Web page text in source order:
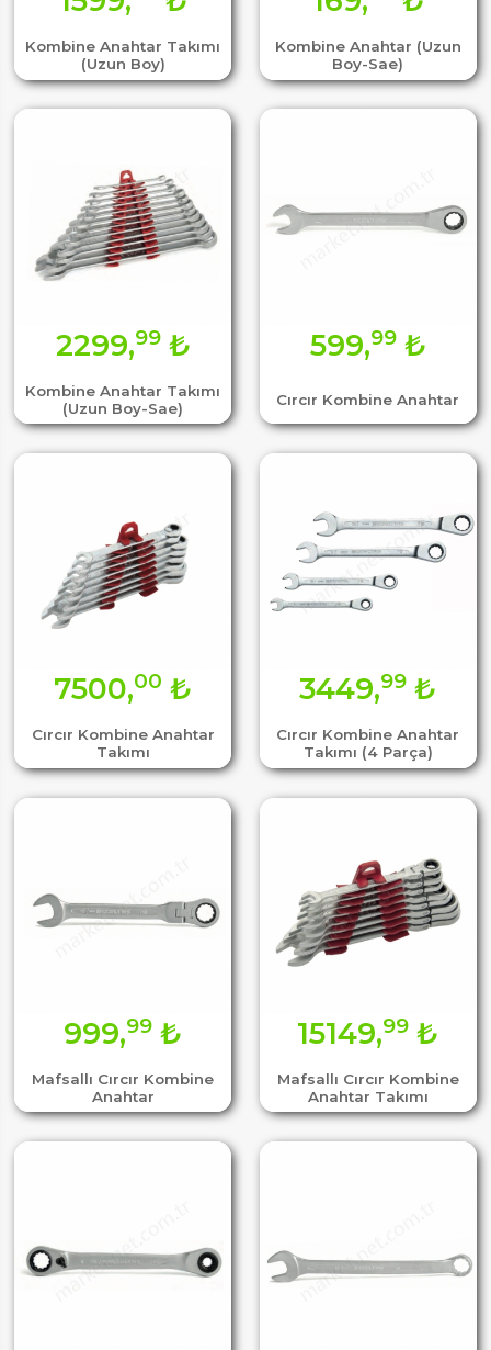
Kombine Anahtar Takımı
(Uzun Boy)
Kombine Anahtar (Uzun
Boy-Sae)
Kombine Anahtar Takımı
(Uzun Boy-Sae)
2299,99₺
Cırcır Kombine Anahtar
599,99₺
Cırcır Kombine Anahtar
Takımı
7500,00 ₺
Cırcır Kombine Anahtar
Takımı (4 Parça)
3449,99 ₺
Mafsallı Cırcır Kombine
Anahtar
999,99 ₺
Mafsallı Cırcır Kombine
Anahtar Takımı
15149,99 ₺